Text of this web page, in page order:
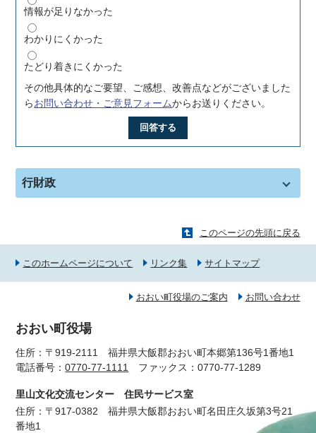
情報が足りなかった
わかりにくかった
たどり着きにくかった
その他具体的なご要望、ご感想、改善点などがございました
らお問い合わせ・ご意見フォームからお送りください。
回答する
行財政
このページの先頭に戻る
このホームページについて リンク集 サイトマップ
おおい町役場のご案内 お問い合わせ
おおい町役場
住所：〒919-2111 福井県大飯郡おおい町本郷第136号1番地1
電話番号：0770-77-1111 ファックス：0770-77-1289
里山文化交流センター 住民サービス室
住所：〒917-0382 福井県大飯郡おおい町名田庄久坂第3号21
番地1